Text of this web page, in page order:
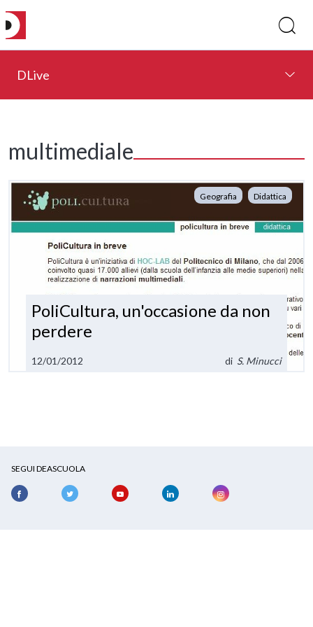
DLive
multimediale
Geografia Didattica
PoliCultura, un'occasione da non
perdere
12/01/2012 di S. Minucci
SEGUI DEASCUOLA